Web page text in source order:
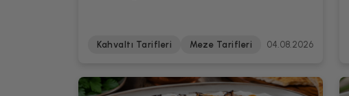
Kahvaltı Tarifleri Meze Tarifleri 04.08.2026